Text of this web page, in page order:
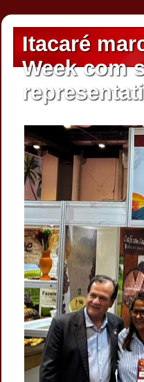
Itacaré
Week com